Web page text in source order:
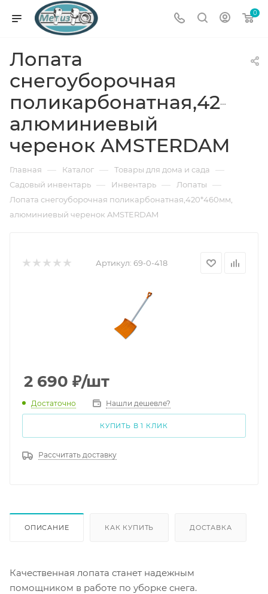
0
Лопата
снегоуборочная
алюминиевый
черенок AMSTERDAM
Главная — Каталог — Товары для дома и сада —
Садовый инвентарь — Инвентарь — Лопаты —
Лопата снегоуборочная поликарбонатная,420*460мм,
алюминиевый черенок AMSTERDAM
Артикул: 69-0-418
2 690 ₽/шт
Достаточно Нашли дешевле?
КУПИТЬ В 1 КЛИК
Рассчитать доставку
ОПИСАНИЕ КАК КУПИТЬ ДОСТАВКА
Качественная лопата станет надежным
помощником в работе по уборке снега.